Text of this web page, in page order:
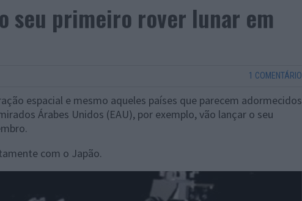
seu primeiro rover lunar em
1 COMENTÁRIO
espacial e mesmo aqueles países que parecem adormecidos
Árabes Unidos (EAU), por exemplo, vão lançar o seu
com o Japão.